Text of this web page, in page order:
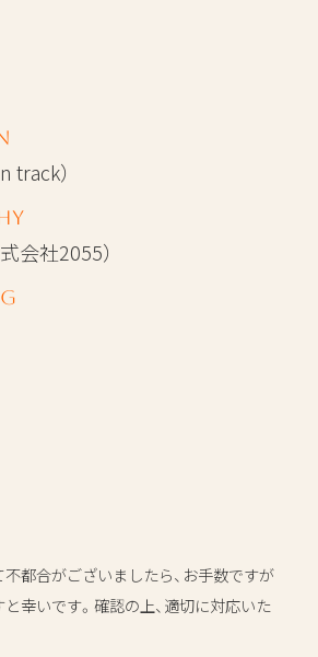
track）
会社2055）
都合がございましたら、お手数ですが
幸いです。確認の上、適切に対応いた